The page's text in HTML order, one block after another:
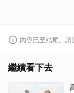
內容已至結尾。請
繼續看下去